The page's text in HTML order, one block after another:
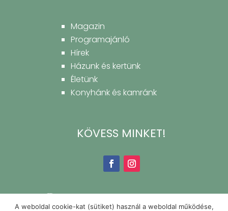
Magazin
Programajánló
Hírek
Házunk és kertünk
Életünk
Konyhánk és kamránk
KÖVESS MINKET!
A weboldal cookie-kat (sütiket) használ a weboldal működése,